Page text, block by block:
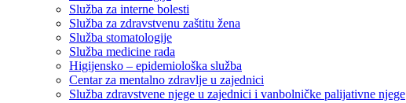
Služba za interne bolesti
Služba za zdravstvenu zaštitu žena
Služba stomatologije
Služba medicine rada
Higijensko – epidemiološka služba
Centar za mentalno zdravlje u zajednici
Služba zdravstvene njege u zajednici i vanbolničke palijativne njege